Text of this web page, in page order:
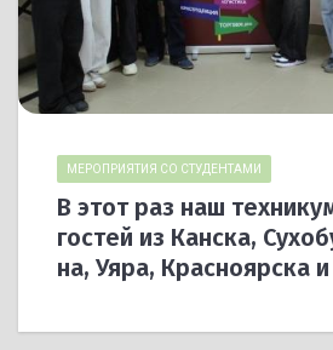
МЕРОПРИЯТИЯ СО СТУДЕНТАМИ
В этот раз наш
гостей из Канска,
на, Уяра, Красноярска